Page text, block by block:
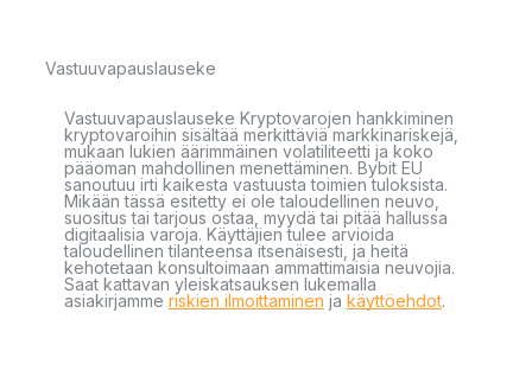
Vastuuvapauslauseke
Vastuuvapauslauseke Kryptovarojen hankkiminen
kryptovaroihin sisältää merkittäviä markkinariskejä,
mukaan lukien äärimmäinen volatiliteetti ja koko
pääoman mahdollinen menettäminen. Bybit EU
sanoutuu irti kaikesta vastuusta toimien tuloksista.
Mikään tässä esitetty ei ole taloudellinen neuvo,
suositus tai tarjous ostaa, myydä tai pitää hallussa
digitaalisia varoja. Käyttäjien tulee arvioida
taloudellinen tilanteensa itsenäisesti, ja heitä
kehotetaan konsultoimaan ammattimaisia neuvojia.
Saat kattavan yleiskatsauksen lukemalla
asiakirjamme riskien ilmoittaminen ja käyttöehdot.